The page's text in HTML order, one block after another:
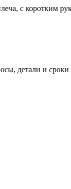
с коротким
детали и